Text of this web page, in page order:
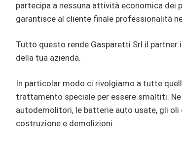
partecipa a nessuna attività economica dei
garantisce al cliente finale professionalità
Tutto questo rende Gasparetti Srl il
della tua azienda.
In particolar modo ci rivolgiamo a tutte
trattamento speciale per essere smaltiti.
autodemolitori, le batterie auto usate, gli
costruzione e demolizioni.